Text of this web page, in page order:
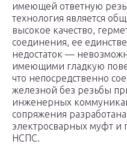
имеющей ответную
технология является
высокое качество,
соединения, ее
недостаток —
имеющими гладкую
что непосредственно
железной без резьбы
инженерных
сопряжения
электросварных муфт и
НСПС.